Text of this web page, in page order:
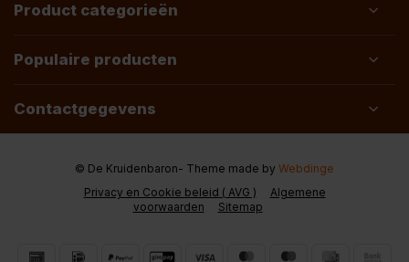
Product categorieën
Populaire producten
Contactgegevens
Privacy en Cookie beleid ( AVG )
Algemene
voorwaarden
Sitemap
© De Kruidenbaron- Theme made by Webdinge